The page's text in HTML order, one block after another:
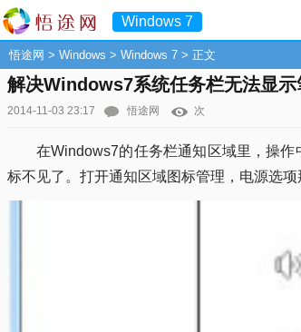
Windows 7
悟途网 > Windows > Windows 7 > 正文
解决Windows7系统任务栏无法显
2014-11-03 23:17 悟途网 次
在Windows7的任务栏通知区域里，操
标不见了。打开通知区域图标管理，电源选项